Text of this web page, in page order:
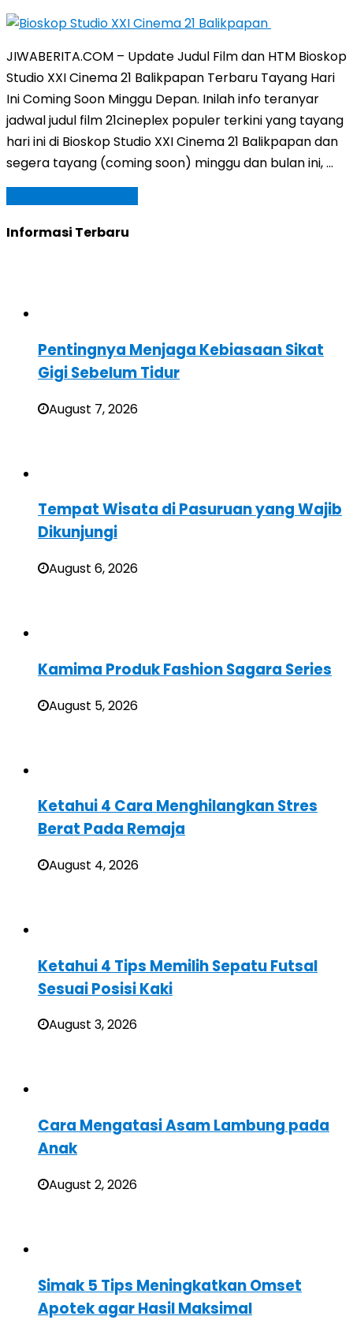
JIWABERITA.COM – Update Judul Film dan HTM Bioskop
Studio XXI Cinema 21 Balikpapan Terbaru Tayang Hari
Ini Coming Soon Minggu Depan. Inilah info teranyar
jadwal judul film 21cineplex populer terkini yang tayang
hari ini di Bioskop Studio XXI Cinema 21 Balikpapan dan
segera tayang (coming soon) minggu dan bulan ini, …
Informasi Terbaru
Pentingnya Menjaga Kebiasaan Sikat
Gigi Sebelum Tidur
August 7, 2026
Tempat Wisata di Pasuruan yang Wajib
Dikunjungi
August 6, 2026
Kamima Produk Fashion Sagara Series
August 5, 2026
Ketahui 4 Cara Menghilangkan Stres
Berat Pada Remaja
August 4, 2026
Ketahui 4 Tips Memilih Sepatu Futsal
Sesuai Posisi Kaki
August 3, 2026
Cara Mengatasi Asam Lambung pada
Anak
August 2, 2026
Simak 5 Tips Meningkatkan Omset
Apotek agar Hasil Maksimal